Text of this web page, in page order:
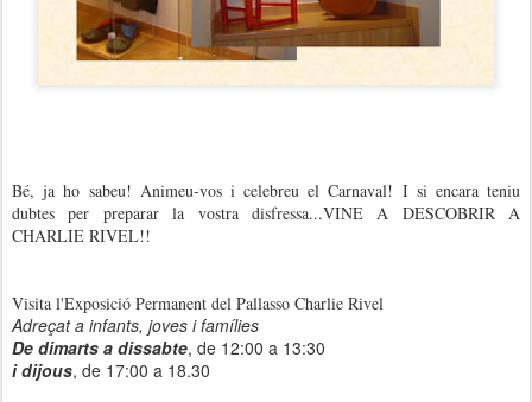
Bé, ja ho sabeu! Animeu-vos i celebreu el Carnaval! I si encara teniu
dubtes per preparar la vostra disfressa...VINE A DESCOBRIR A
CHARLIE RIVEL!!
Visita l'Exposició Permanent del Pallasso Charlie Rivel
Adreçat a infants, joves i famílies
De dimarts a dissabte, de 12:00 a 13:30
i dijous, de 17:00 a 18.30